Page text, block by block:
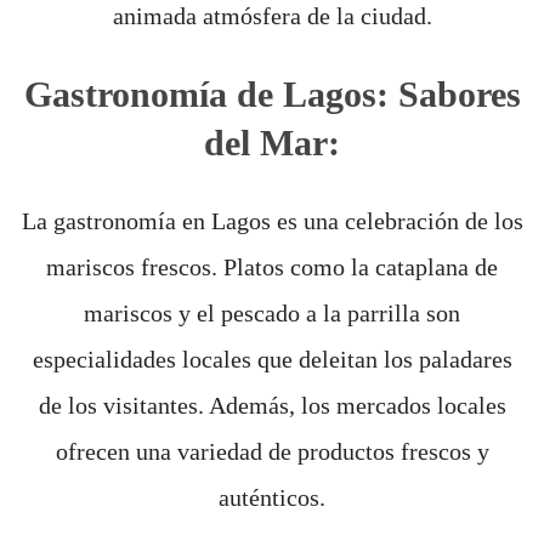
animada atmósfera de la ciudad.
Gastronomía de Lagos: Sabores
del Mar:
La gastronomía en Lagos es una celebración de los
mariscos frescos. Platos como la cataplana de
mariscos y el pescado a la parrilla son
especialidades locales que deleitan los paladares
de los visitantes. Además, los mercados locales
ofrecen una variedad de productos frescos y
auténticos.